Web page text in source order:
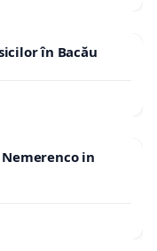
în Bacău
in